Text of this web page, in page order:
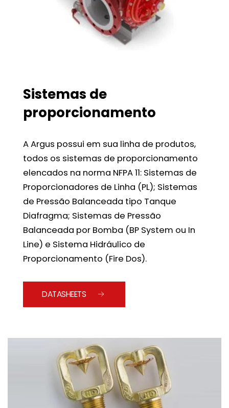
Sistemas de
proporcionamento
A Argus possui em sua linha de produtos,
todos os sistemas de proporcionamento
elencados na norma NFPA 11: Sistemas de
Proporcionadores de Linha (PL); Sistemas
de Pressão Balanceada tipo Tanque
Diafragma; Sistemas de Pressão
Balanceada por Bomba (BP System ou In
Line) e Sistema Hidráulico de
Proporcionamento (Fire Dos).
DATASHEETS